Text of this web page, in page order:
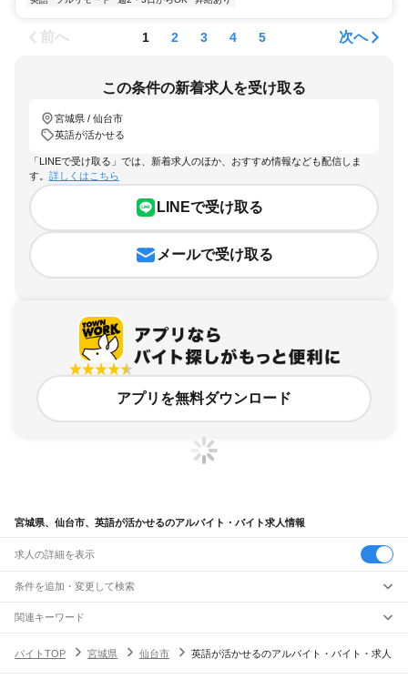
前へ 1 2 3 4 5 次へ
この条件の新着求人を受け取る
宮城県 / 仙台市
英語が活かせる
「LINEで受け取る」では、新着求人のほか、おすすめ情報なども配信しま
す。 詳しくはこちら
LINEで受け取る
メールで受け取る
アプリを無料ダウンロード
宮城県、仙台市、英語が活かせるのアルバイト・バイト求人情報
求人の詳細を表示
条件を追加・変更して検索
市区町村を追加・変更
宮城県すべて
駅を追加・変更
関連キーワード
宮城県 仙台市 英会話スクール宮城県 仙台市 青葉区 英語
バイトTOP 宮城県 仙台市 英語が活かせるのアルバイト・バイト・求人